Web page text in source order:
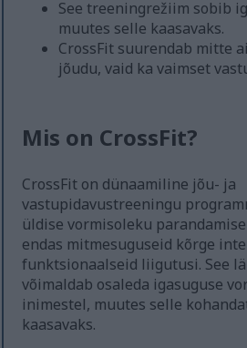
See treeningrežiim sobib
muutes selle kaasavaks.
CrossFit suurendab mitte
jõudu, vaid ka vaimset
Mis on CrossFit?
CrossFit on dünaamiline jõu- ja
vastupidavustreeningu
üldise vormisoleku
endas mitmesuguseid kõrge
funktsionaalseid liigutusi. See
võimaldab osaleda igasuguse
inimestel, muutes selle
kaasavaks.